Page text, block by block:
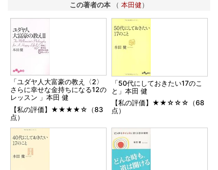
この著者の本 （ 本田健）
「ユダヤ人大富豪の教え〈2〉
さらに幸せな金持ちになる12の
レッスン 」本田 健
【私の評価】★★★★☆（83
点）
「50代にしておきたい17のこ
と」本田 健
【私の評価】★★☆☆☆（68
点）